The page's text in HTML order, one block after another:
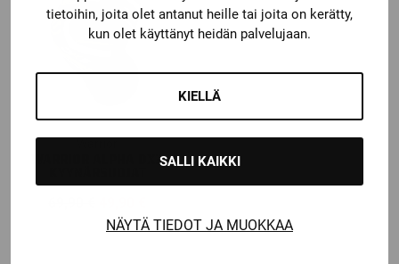
tietoihin, joita olet antanut heille tai joita on kerätty,
kun olet käyttänyt heidän palvelujaan.
KIELLÄ
SALLI KAIKKI
NÄYTÄ TIEDOT JA MUOKKAA
WARRIOR ALPHA DX3
hinta
hinta